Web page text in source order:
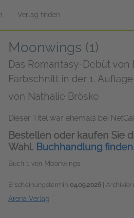
Verlag finden
Moonwings (1)
Das Romantasy-Debüt
Farbschnitt in der 1. Auflage
von Nathalie Bröske
Dieser Titel war ehemals bei
Bestellen oder kaufen Sie
Wahl. Buchhandlung finden.
Buch 1 von Moonwings
Erscheinungstermin 04.09.2026 |
Arena Verlag